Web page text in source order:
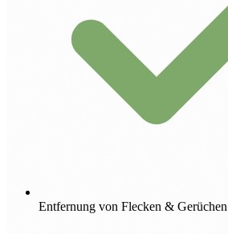
Entfernung von Flecken & Gerüchen